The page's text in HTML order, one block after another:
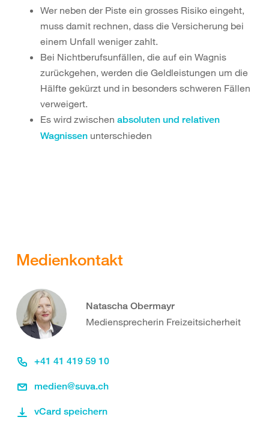
Wer neben der Piste ein grosses Risiko eingeht,
muss damit rechnen, dass die Versicherung bei
einem Unfall weniger zahlt.
Bei Nichtberufsunfällen, die auf ein Wagnis
zurückgehen, werden die Geldleistungen um die
Hälfte gekürzt und in besonders schweren Fällen
verweigert.
Es wird zwischen absoluten und relativen
Wagnissen unterschieden
Medienkontakt
Natascha Obermayr
Mediensprecherin Freizeitsicherheit
+41 41 419 59 10
medien@suva.ch
vCard speichern